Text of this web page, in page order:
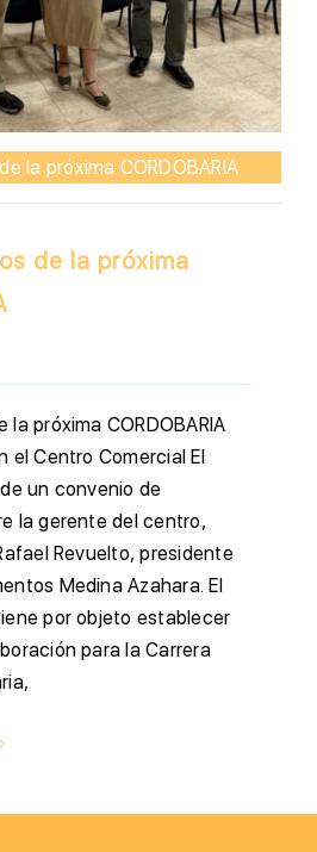
la próxima CORDOBARIA
de la próxima
la próxima CORDOBARIA
el Centro Comercial El
un convenio de
la gerente del centro,
Revuelto, presidente
Medina Azahara. El
por objeto establecer
para la Carrera